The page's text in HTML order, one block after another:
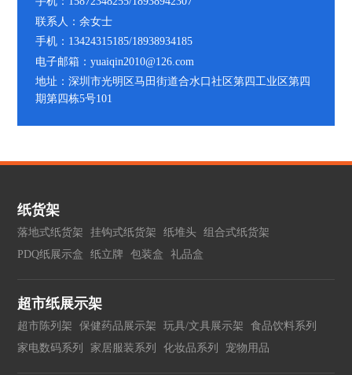
联系人：余女士
手机：13424315185/18938934185
电子邮箱：yuaiqin2010@126.com
地址：深圳市光明区马田街道合水口社区第四工业区第四
期第四栋5号101
纸货架
落地式纸货架 挂钩式纸货架 纸堆头 组合式纸货架
PDQ纸展示盒
纸立牌 包装盒 礼品盒
超市纸展示架
超市陈列架 保健药品展示架 玩具/文具展示架
食品饮料系列
家电数码系列
家居服装系列 化妆品系列 宠物用品